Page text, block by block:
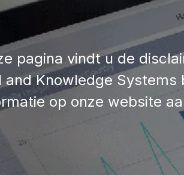
pagina vindt u de
and Knowledge
op onze website